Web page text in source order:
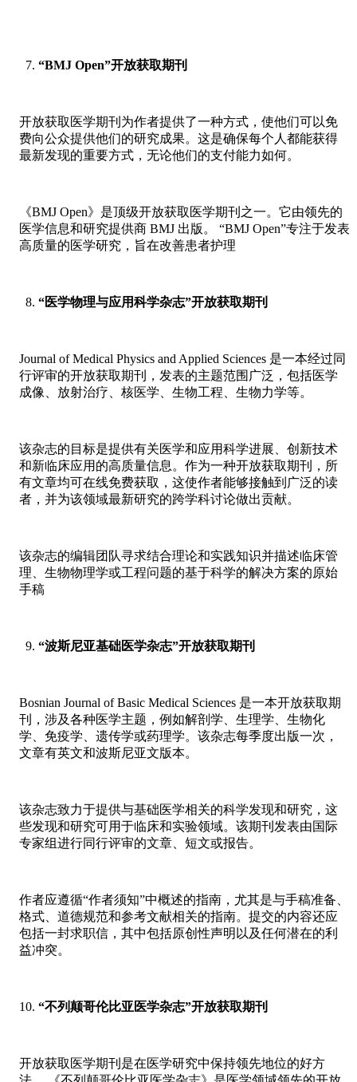
“BMJ Open”开放获取期刊
开放获取医学期刊为作者提供了一种方式，使他们可以免
费向公众提供他们的研究成果。这是确保每个人都能获得
最新发现的重要方式，无论他们的支付能力如何。
《BMJ Open》是顶级开放获取医学期刊之一。它由领先的
医学信息和研究提供商 BMJ 出版。 “BMJ Open”专注于发表
高质量的医学研究，旨在改善患者护理
“医学物理与应用科学杂志”开放获取期刊
Journal of Medical Physics and Applied Sciences 是一本经过同
行评审的开放获取期刊，发表的主题范围广泛，包括医学
成像、放射治疗、核医学、生物工程、生物力学等。
该杂志的目标是提供有关医学和应用科学进展、创新技术
和新临床应用的高质量信息。作为一种开放获取期刊，所
有文章均可在线免费获取，这使作者能够接触到广泛的读
者，并为该领域最新研究的跨学科讨论做出贡献。
该杂志的编辑团队寻求结合理论和实践知识并描述临床管
理、生物物理学或工程问题的基于科学的解决方案的原始
手稿
“波斯尼亚基础医学杂志”开放获取期刊
Bosnian Journal of Basic Medical Sciences 是一本开放获取期
刊，涉及各种医学主题，例如解剖学、生理学、生物化
学、免疫学、遗传学或药理学。该杂志每季度出版一次，
文章有英文和波斯尼亚文版本。
该杂志致力于提供与基础医学相关的科学发现和研究，这
些发现和研究可用于临床和实验领域。该期刊发表由国际
专家组进行同行评审的文章、短文或报告。
作者应遵循“作者须知”中概述的指南，尤其是与手稿准备、
格式、道德规范和参考文献相关的指南。提交的内容还应
包括一封求职信，其中包括原创性声明以及任何潜在的利
益冲突。
“不列颠哥伦比亚医学杂志”开放获取期刊
开放获取医学期刊是在医学研究中保持领先地位的好方